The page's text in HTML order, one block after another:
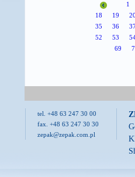
1
18
19
35
36
52
53
69
tel. +48 63 247 30 00
fax. +48 63 247 30 30
zepak@zepak.com.pl